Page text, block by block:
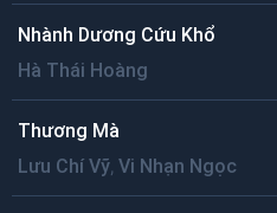
Nhành Dương Cứu Khổ
Hà Thái Hoàng
Thương Mà
Lưu Chí Vỹ, Vi Nhạn Ngọc